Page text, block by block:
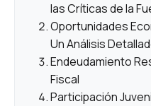
las Críticas de la
Oportunidades
Un Análisis
Endeudamiento
Fiscal
Participación